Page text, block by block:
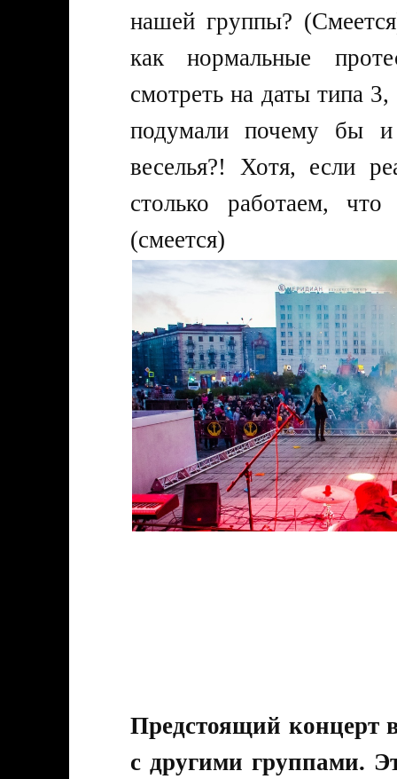
нашей группы?
как нормальные
смотреть на даты типа
подумали почему бы
веселья?! Хотя, если
столько работаем,
(смеется)
Предстоящий концерт
с другими группами.